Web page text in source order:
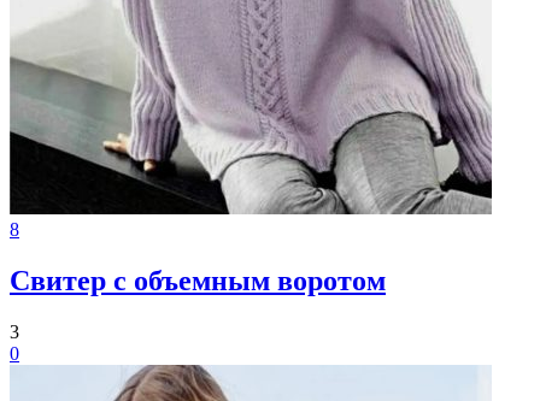
8
Свитер с объемным воротом
3
0